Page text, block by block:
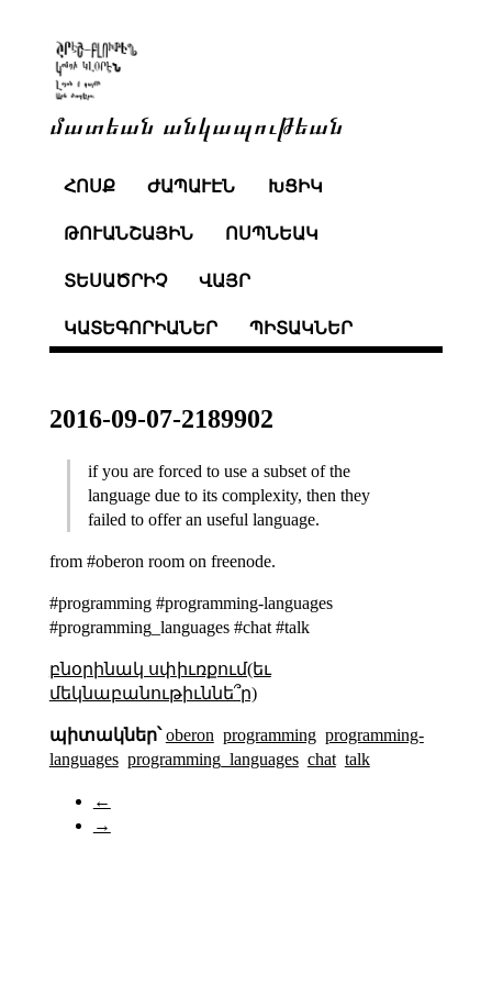
մատեան անկապութեան
ՀՈՍՔ ԺԱՊԱՒԷՆ ԽՑԻԿ
ԹՈՒԱՆՇԱՅԻՆ ՈՍՊՆԵԱԿ
ՏԵՍԱԾՐԻՉ ՎԱՅՐ
ԿԱՏԵԳՈՐԻԱՆԵՐ ՊԻՏԱԿՆԵՐ
2016-09-07-2189902
if you are forced to use a subset of the
language due to its complexity, then they
failed to offer an useful language.
from #oberon room on freenode.
#programming #programming-languages
#programming_languages #chat #talk
բնօրինակ սփիւռքում(եւ
մեկնաբանութիւննե՞ր)
պիտակներ՝ oberon programming programming-
languages programming_languages chat talk
←
→